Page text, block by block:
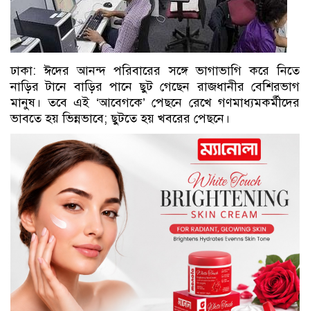
ঢাকা: ঈদের আনন্দ পরিবারের সঙ্গে ভাগাভাগি করে নিতে
নাড়ির টানে বাড়ির পানে ছুট গেছেন রাজধানীর বেশিরভাগ
মানুষ। তবে এই ‘আবেগকে’ পেছনে রেখে গণমাধ্যমকর্মীদের
ভাবতে হয় ভিন্নভাবে; ছুটতে হয় খবরের পেছনে।